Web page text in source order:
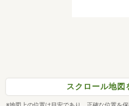
スクロール地図